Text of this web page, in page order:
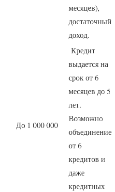
месяцев),
достаточный
доход.
До 1 000 000
Кредит
выдается на
срок от 6
месяцев до 5
лет.
Возможно
объединение
от 6
кредитов и
даже
кредитных